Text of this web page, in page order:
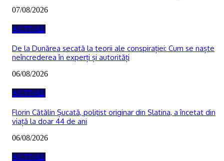
07/08/2026
ACTUAL
De la Dunărea secată la teorii ale conspirației: Cum se naște
neîncrederea în experți și autorități
06/08/2026
ACTUAL
Florin Cătălin Șucată, poliţist originar din Slatina, a încetat din
viață la doar 44 de ani
06/08/2026
ACTUAL